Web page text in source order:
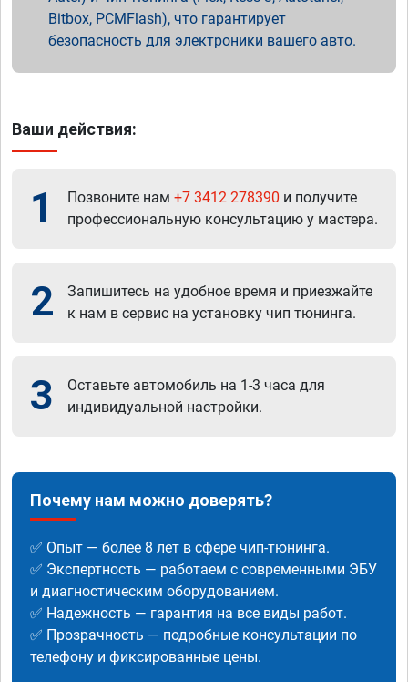
Bitbox, PCMFlash), что гарантирует
безопасность для электроники вашего авто.
Ваши действия:
1 Позвоните нам +7 3412 278390 и получите
профессиональную консультацию у мастера.
2
Запишитесь на удобное время и приезжайте
к нам в сервис на установку чип тюнинга.
3
Оставьте автомобиль на 1-3 часа для
индивидуальной настройки.
Почему нам можно доверять?
✅ Опыт — более 8 лет в сфере чип-тюнинга.
✅ Экспертность — работаем с современными ЭБУ
и диагностическим оборудованием.
✅ Надежность — гарантия на все виды работ.
✅ Прозрачность — подробные консультации по
телефону и фиксированные цены.